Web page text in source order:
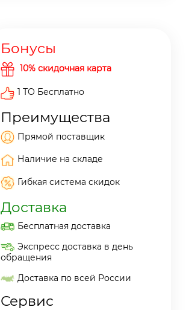
Бонусы
10% скидочная карта
1 ТО Бесплатно
Преимущества
Прямой поставщик
Наличие на складе
Гибкая система скидок
Доставка
Бесплатная доставка
Экспресс доставка в день
обращения
Доставка по всей России
Сервис